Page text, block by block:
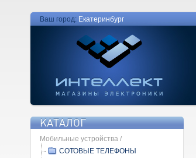
Ваш город: Екатеринбург
КАТАЛОГ
Мобильные устройства /
СОТОВЫЕ ТЕЛЕФОНЫ